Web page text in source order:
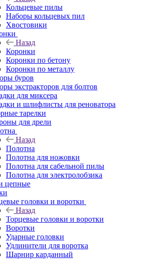
Кольцевые пилы
Наборы кольцевых пил
Хвостовики
Назад
Коронки
Коронки по бетону
Коронки по металлу
буров
экстракторов для болтов
для миксера
и шлифлисты для реноватора
тарелки
для дрели
Назад
Полотна
Полотна для ножовки
Полотна для сабельной пилы
Полотна для электролобзика
цепные
головки и воротки
Назад
Торцевые головки и воротки
Воротки
Ударные головки
Удлинители для воротка
Шарнир карданный